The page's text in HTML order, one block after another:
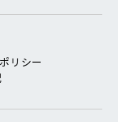
リシー